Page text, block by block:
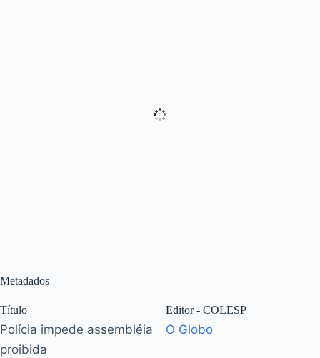
Metadados
Título
Polícia impede assembléia
proibida
Editor - COLESP
O Globo